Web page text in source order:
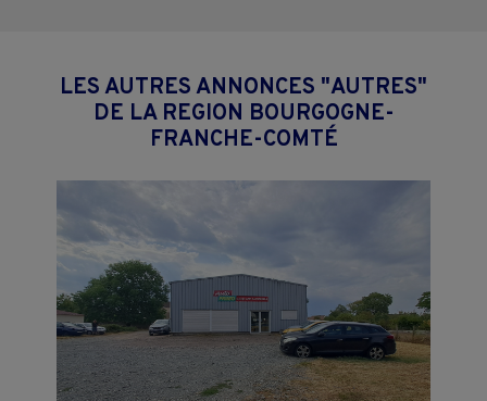
LES AUTRES ANNONCES "AUTRES"
DE LA REGION BOURGOGNE-
FRANCHE-COMTÉ